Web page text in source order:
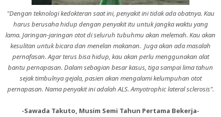
"Dengan teknologi kedokteran saat ini, penyakit ini tidak ada obatnya. Kau
harus berusaha hidup dengan penyakit itu untuk jangka waktu yang
lama. Jaringan-jaringan otot di seluruh tubuhmu akan melemah. Kau akan
kesulitan untuk bicara dan menelan makanan. Juga akan ada masalah
pernafasan. Agar terus bisa hidup, kau akan perlu menggunakan alat
bantu pernapasan. Dalam sebagian besar kasus, tiga sampai lima tahun
sejak timbulnya gejala, pasien akan mengalami kelumpuhan otot
pernapasan. Nama penyakit ini adalah ALS. Amyotrophic lateral sclerosis".
-Sawada Takuto, Musim Semi Tahun Pertama Bekerja-